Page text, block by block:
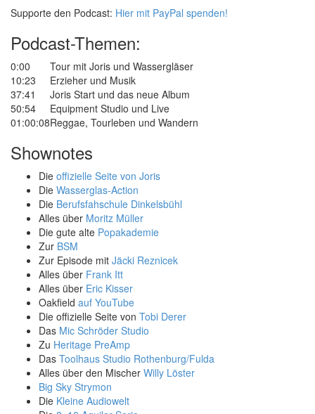
Supporte den Podcast: Hier mit PayPal spenden!
Podcast-Themen:
0:00
Tour mit Joris und Wassergläser
10:23
Erzieher und Musik
37:41
Joris Start und das neue Album
50:54
Equipment Studio und Live
01:00:08Reggae, Tourleben und Wandern
Shownotes
Die offizielle Seite von Joris
Die Wasserglas-Action
Die Berufsfahschule Dinkelsbühl
Alles über Moritz Müller
Die gute alte Popakademie
Zur BSM
Zur Episode mit Jäcki Reznicek
Alles über Frank Itt
Alles über Eric Kisser
Oakfield auf YouTube
Die offizielle Seite von Tobi Derer
Das Mic Schröder Studio
Zu Heritage PreAmp
Das Toolhaus Studio Rothenburg/Fulda
Alles über den Mischer Willy Löster
Big Sky Strymon
Die Kleine Audiowelt